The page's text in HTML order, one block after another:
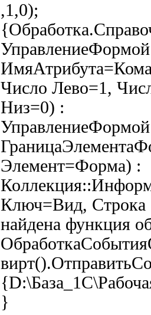
,1,0);
Число Лево=1,
Низ=0) :
Элемент=Форма) :
Ключ=Вид,
найдена функция
}